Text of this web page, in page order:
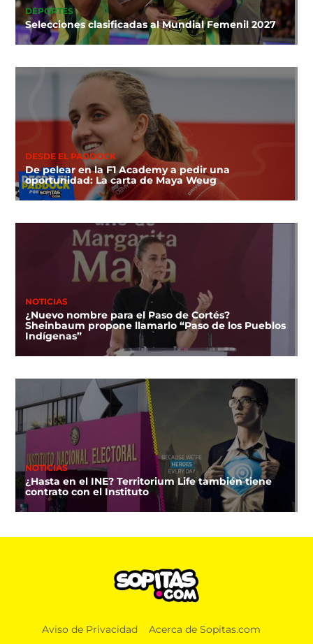
DEPORTES
Selecciones clasificadas al Mundial Femenil 2027
DESDE EL PADDOCK
De pelear en la F1 Academy a pedir una
oportunidad: La carta de Maya Weug
NOTICIAS
¿Nuevo nombre para el Paso de Cortés?
Sheinbaum propone llamarlo “Paso de los Pueblos
Indígenas”
NOTICIAS
¿Hasta en el INE? Territorium Life también tiene
contrato con el Instituto
Aviso de Privacidad Acerca de Sopitas.com